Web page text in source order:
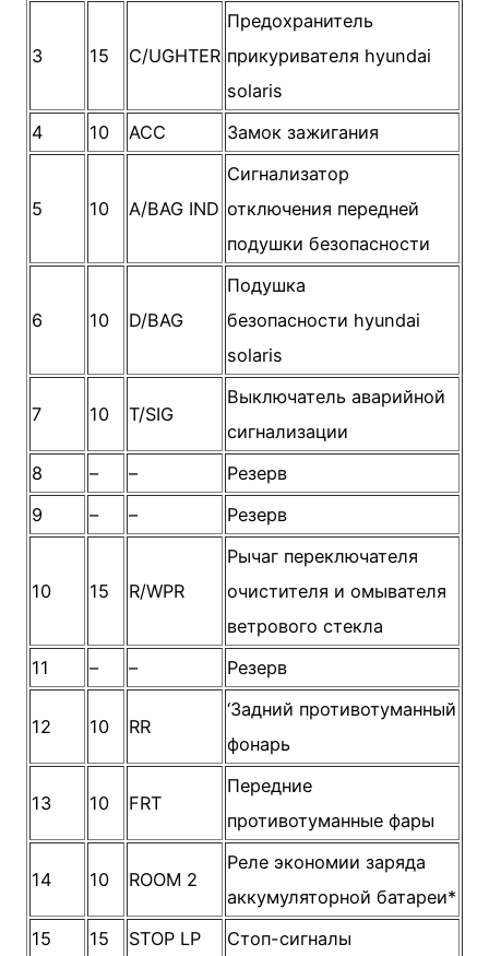
3 15 C/UGHTER
Предохранитель
прикуривателя hyundai
solaris
4
10 ACC Замок зажигания
5 10 A/BAG IND
Сигнализатор
отключения передней
подушки безопасности
6 10 D/BAG
Подушка
безопасности hyundai
solaris
7 10 T/SIG
Выключатель аварийной
сигнализации
8
– –
Резерв
9
– – Резерв
10 15 R/WPR
Рычаг переключателя
очистителя и омывателя
ветрового стекла
11
– – Резерв
12 10 RR
‘Задний противотуманный
фонарь
13 10 FRT
Передние
противотуманные фары
14 10 ROOM 2
Реле экономии заряда
аккумуляторной батареи*
15
15 STOP LP Стоп-сигналы